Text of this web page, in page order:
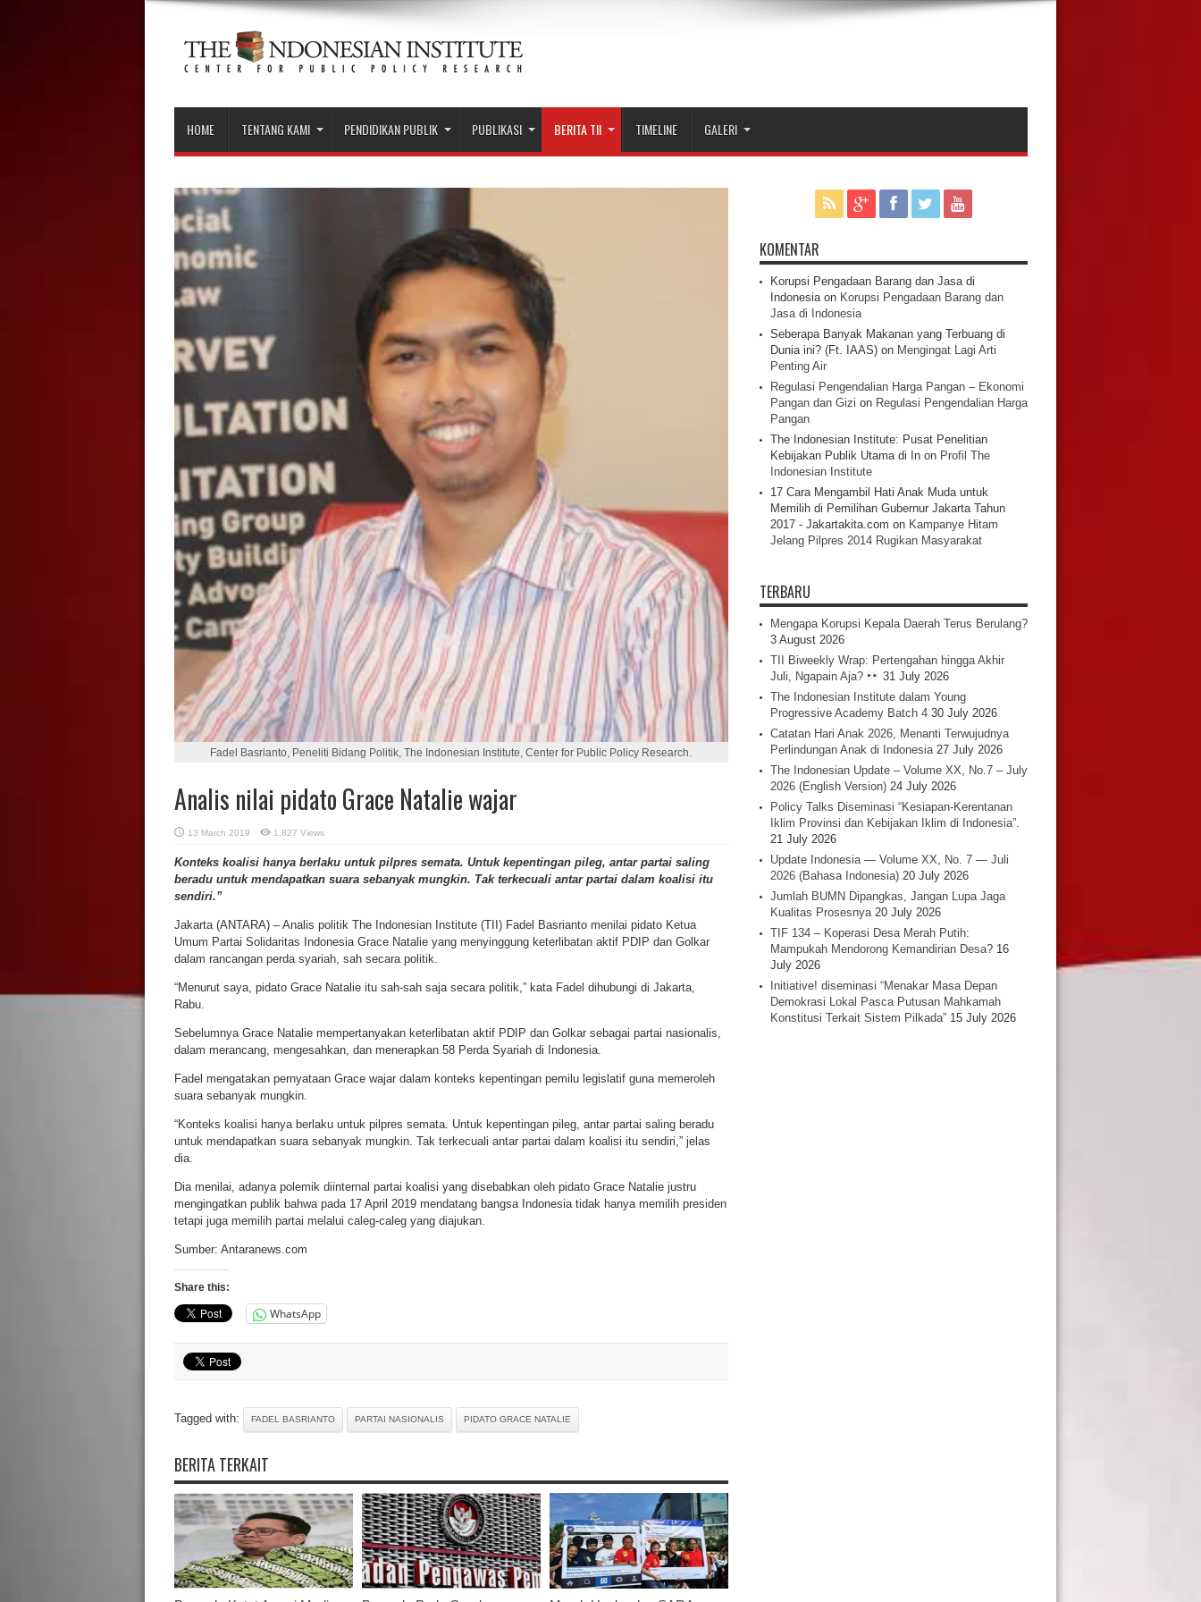
HOME TENTANG KAMI PENDIDIKAN PUBLIK PUBLIKASI BERITA TII TIMELINE GALERI
Fadel Basrianto, Peneliti Bidang Politik, The Indonesian Institute, Center for Public Policy Research.
Analis nilai pidato Grace Natalie wajar
13 March 2019 1,827 Views
Konteks koalisi hanya berlaku untuk pilpres semata. Untuk kepentingan pileg, antar partai saling
beradu untuk mendapatkan suara sebanyak mungkin. Tak terkecuali antar partai dalam koalisi itu
sendiri.”
Jakarta (ANTARA) – Analis politik The Indonesian Institute (TII) Fadel Basrianto menilai pidato Ketua
Umum Partai Solidaritas Indonesia Grace Natalie yang menyinggung keterlibatan aktif PDIP dan Golkar
dalam rancangan perda syariah, sah secara politik.
“Menurut saya, pidato Grace Natalie itu sah-sah saja secara politik,” kata Fadel dihubungi di Jakarta,
Rabu.
Sebelumnya Grace Natalie mempertanyakan keterlibatan aktif PDIP dan Golkar sebagai partai nasionalis,
dalam merancang, mengesahkan, dan menerapkan 58 Perda Syariah di Indonesia.
Fadel mengatakan pernyataan Grace wajar dalam konteks kepentingan pemilu legislatif guna memeroleh
suara sebanyak mungkin.
“Konteks koalisi hanya berlaku untuk pilpres semata. Untuk kepentingan pileg, antar partai saling beradu
untuk mendapatkan suara sebanyak mungkin. Tak terkecuali antar partai dalam koalisi itu sendiri,” jelas
dia.
Dia menilai, adanya polemik diinternal partai koalisi yang disebabkan oleh pidato Grace Natalie justru
mengingatkan publik bahwa pada 17 April 2019 mendatang bangsa Indonesia tidak hanya memilih presiden
tetapi juga memilih partai melalui caleg-caleg yang diajukan.
Sumber: Antaranews.com
Share this:
WhatsApp
Tagged with: FADEL BASRIANTO PARTAI NASIONALIS PIDATO GRACE NATALIE
BERITA TERKAIT
KOMENTAR
Korupsi Pengadaan Barang dan Jasa di
Indonesiaon Korupsi Pengadaan Barang dan
Jasa di Indonesia
Seberapa Banyak Makanan yang Terbuang di
Dunia ini? (Ft. IAAS)on Mengingat Lagi Arti
Penting Air
Regulasi Pengendalian Harga Pangan – Ekonomi
Pangan dan Gizi on Regulasi Pengendalian Harga
Pangan
The Indonesian Institute: Pusat Penelitian
Kebijakan Publik Utama di Inon Profil The
Indonesian Institute
17 Cara Mengambil Hati Anak Muda untuk
Memilih di Pemilihan Gubernur Jakarta Tahun
2017 - Jakartakita.com on Kampanye Hitam
Jelang Pilpres 2014 Rugikan Masyarakat
TERBARU
Mengapa Korupsi Kepala Daerah Terus Berulang?
3 August 2026
TII Biweekly Wrap: Pertengahan hingga Akhir
Juli, Ngapain Aja?
31 July 2026
The Indonesian Institute dalam Young
Progressive Academy Batch 4 30 July 2026
Catatan Hari Anak 2026, Menanti Terwujudnya
Perlindungan Anak di Indonesia 27 July 2026
The Indonesian Update – Volume XX, No.7 – July
2026 (English Version) 24 July 2026
Policy Talks Diseminasi “Kesiapan-Kerentanan
Iklim Provinsi dan Kebijakan Iklim di Indonesia”.
21 July 2026
Update Indonesia — Volume XX, No. 7 — Juli
2026 (Bahasa Indonesia) 20 July 2026
Jumlah BUMN Dipangkas, Jangan Lupa Jaga
Kualitas Prosesnya 20 July 2026
TIF 134 – Koperasi Desa Merah Putih:
Mampukah Mendorong Kemandirian Desa? 16
July 2026
Initiative! diseminasi “Menakar Masa Depan
Demokrasi Lokal Pasca Putusan Mahkamah
Konstitusi Terkait Sistem Pilkada” 15 July 2026